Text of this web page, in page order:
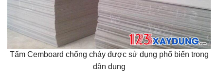
Tấm Cemboard chống cháy được sử dụng phổ biến trong
dân dụng